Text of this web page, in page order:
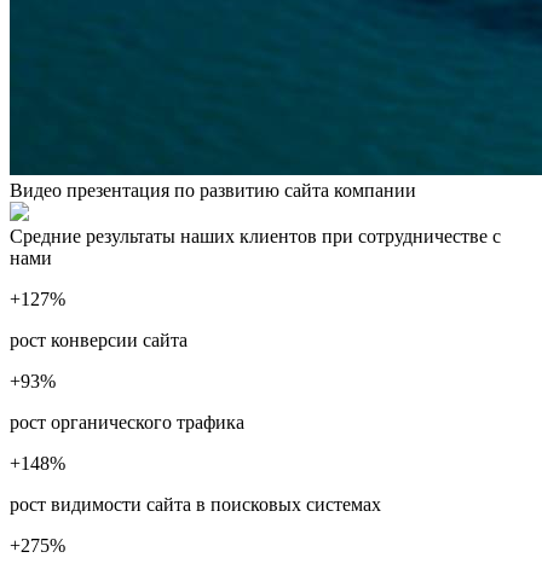
Видео презентация по развитию сайта компании
Средние результаты наших клиентов при сотрудничестве с
нами
+127%
рост конверсии сайта
+93%
рост органического трафика
+148%
рост видимости сайта в поисковых системах
+275%